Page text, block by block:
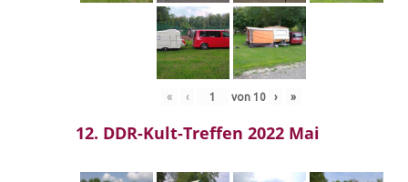
« ‹ von 10 › »
12. DDR-Kult-Treffen 2022 Mai